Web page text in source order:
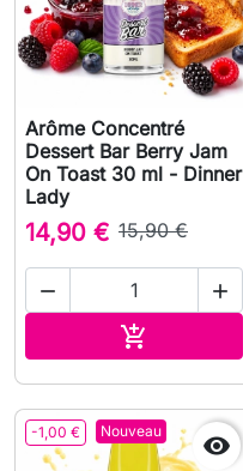
Arôme Concentré
Dessert Bar Berry Jam
On Toast 30 ml - Dinner
Lady
14,90 € 15,90 €
 

-1,00 € Nouveau
